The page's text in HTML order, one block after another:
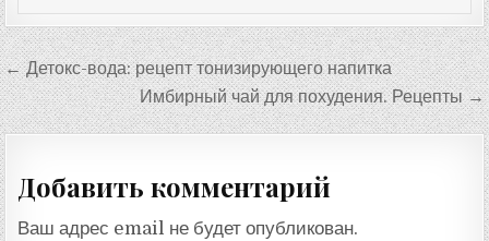
Навигация
по
записям
← Детокс-вода: рецепт тонизирующего напитка
Имбирный чай для похудения. Рецепты →
Добавить комментарий
Ваш адрес email не будет опубликован.